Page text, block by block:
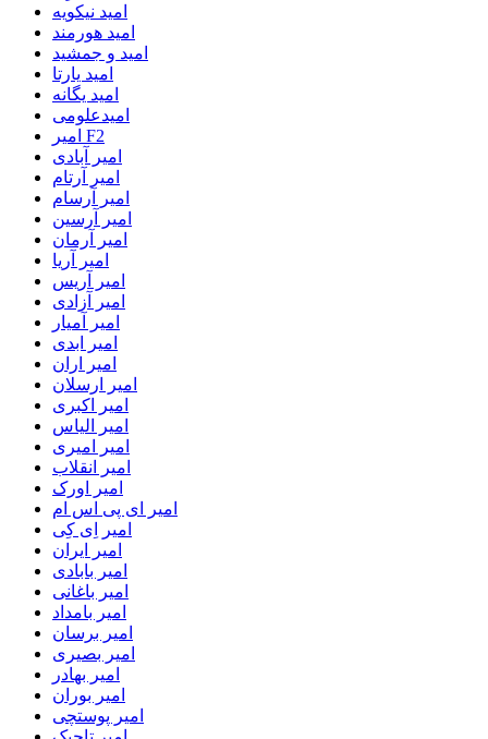
امید نیکویه
امید هورمند
امید و جمشید
امید یارتا
امید یگانه
امیدعلومی
امیر F2
امیر آبادی
امیر آرتام
امیر آرسام
امیر آرسین
امیر آرمان
امیر آریا
امیر آریس
امیر آزادی
امیر آمیار
امیر ابدی
امیر اران
امیر ارسلان
امیر اکبری
امیر الیاس
امیر امیری
امیر انقلاب
امیر اورک
امیر ای پی اس ام
امیر اِی کِی
امیر ایران
امیر بابادی
امیر باغانی
امیر بامداد
امیر برسان
امیر بصیری
امیر بهادر
امیر بوران
امیر پوستچی